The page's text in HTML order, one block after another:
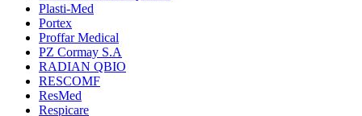
Plasti-Med
Portex
Proffar Medical
PZ Cormay S.A
RADIAN QBIO
RESCOMF
ResMed
Respicare